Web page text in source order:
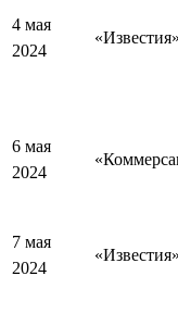
4 мая
2024
«Известия»
6 мая
2024
7 мая
2024
«Известия»